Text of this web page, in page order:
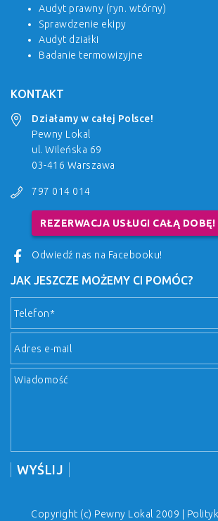
Audyt prawny (ryn. wtórny)
Sprawdzenie ekipy
Audyt działki
Badanie termowizyjne
KONTAKT
Działamy w całej Polsce!
Pewny Lokal
ul. Wileńska 69
03-416 Warszawa
797 014 014
REZERWACJA USŁUGI CAŁĄ DOBĘ!
Odwiedź nas na Facebooku!
JAK JESZCZE MOŻEMY CI POMÓC?
Copyright (c) Pewny Lokal 2009 |